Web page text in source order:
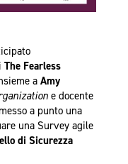
The Fearless
a Amy
e docente
a punto una
una Survey agile
di Sicurezza